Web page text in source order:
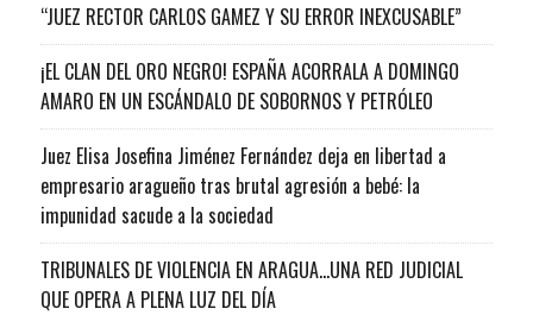
“JUEZ RECTOR CARLOS GAMEZ Y SU ERROR INEXCUSABLE”
¡EL CLAN DEL ORO NEGRO! ESPAÑA ACORRALA A DOMINGO
AMARO EN UN ESCÁNDALO DE SOBORNOS Y PETRÓLEO
Juez Elisa Josefina Jiménez Fernández deja en libertad a
empresario aragueño tras brutal agresión a bebé: la
impunidad sacude a la sociedad
TRIBUNALES DE VIOLENCIA EN ARAGUA…UNA RED JUDICIAL
QUE OPERA A PLENA LUZ DEL DÍA